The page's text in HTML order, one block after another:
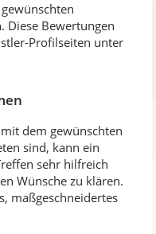
Diese Bewertungen
Profilseiten unter
dem gewünschten
sind, kann ein
sehr hilfreich
Wünsche zu klären.
maßgeschneidertes